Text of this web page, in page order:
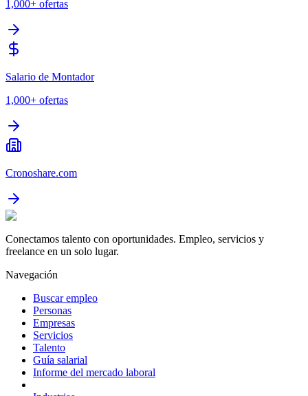
1,000+ ofertas
Salario de Montador
1,000+ ofertas
Cronoshare.com
Conectamos talento con oportunidades. Empleo, servicios y
freelance en un solo lugar.
Navegación
Buscar empleo
Personas
Empresas
Servicios
Talento
Guía salarial
Informe del mercado laboral